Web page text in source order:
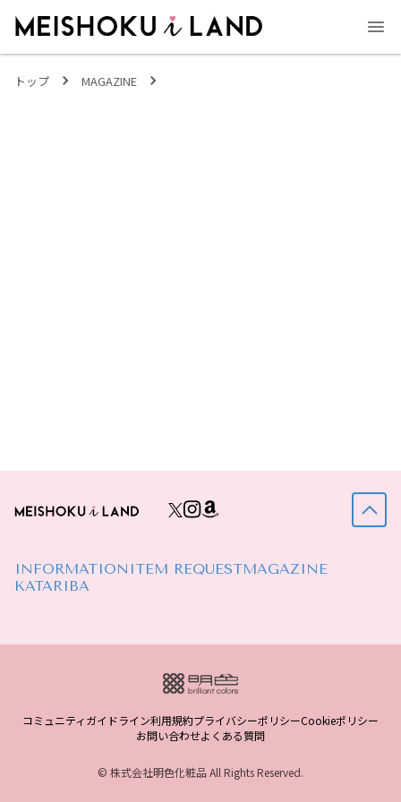
トップ MAGAZINE
INFORMATION ITEM REQUESTMAGAZINE
KATARIBA
コミュニティガイドライン利用規約プライバシーポリシーCookieポリシー
お問い合わせよくある質問
© 株式会社明色化粧品 All Rights Reserved.